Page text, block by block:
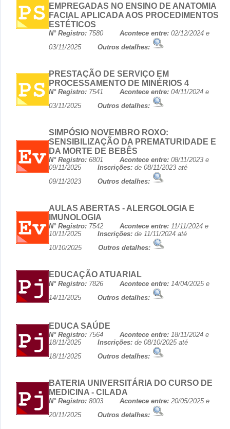
EMPREGADAS NO ENSINO DE ANATOMIA
FACIAL APLICADA AOS PROCEDIMENTOS
ESTÉTICOS
N° Registro: 7580 Acontece entre: 02/12/2024 e
03/11/2025 Outros detalhes:
PRESTAÇÃO DE SERVIÇO EM
PROCESSAMENTO DE MINÉRIOS 4
N° Registro: 7541 Acontece entre: 04/11/2024 e
03/11/2025 Outros detalhes:
SIMPÓSIO NOVEMBRO ROXO:
SENSIBILIZAÇÃO DA PREMATURIDADE E
DA MORTE DE BEBÊS
N° Registro: 6801 Acontece entre: 08/11/2023 e
09/11/2025 Inscrições: de 08/11/2023 até
09/11/2023 Outros detalhes:
AULAS ABERTAS - ALERGOLOGIA E
IMUNOLOGIA
N° Registro: 7542 Acontece entre: 11/11/2024 e
10/11/2025 Inscrições: de 11/11/2024 até
10/10/2025 Outros detalhes:
EDUCAÇÃO ATUARIAL
N° Registro: 7826 Acontece entre: 14/04/2025 e
14/11/2025 Outros detalhes:
EDUCA SAÚDE
N° Registro: 7564 Acontece entre: 18/11/2024 e
18/11/2025 Inscrições: de 08/10/2025 até
18/11/2025 Outros detalhes:
BATERIA UNIVERSITÁRIA DO CURSO DE
MEDICINA - CILADA
N° Registro: 8003 Acontece entre: 20/05/2025 e
20/11/2025 Outros detalhes: